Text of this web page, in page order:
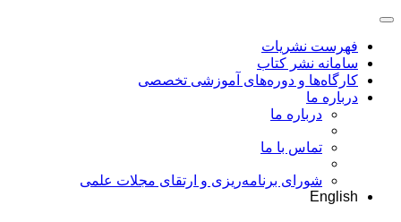
فهرست نشریات
سامانه نشر کتاب
کارگاه‌ها و دوره‌های آموزشی تخصصی
درباره ما
درباره ما
تماس با ما
شورای برنامه‌ریزی و ارتقای مجلات علمی
English